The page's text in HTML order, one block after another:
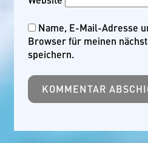
Name, E-Mail-Adresse
Browser für meinen
speichern.